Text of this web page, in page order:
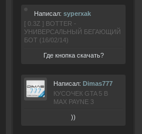
Написал: syperxak
[ 0.3Z ] BOTTER -
УНИВЕРСАЛЬНЫЙ БЕГАЮЩИЙ
БОТ (16/02/14)
Где кнопка скачать?
Написал: Dimas777
КУСОЧЕК GTA 5 В
MAX PAYNE 3
))